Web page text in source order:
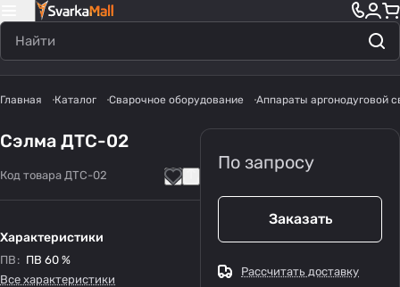
Главная Каталог Сварочное оборудование Аппараты аргонодуговой
Сэлма ДТС-02
Код товара ДТС-02
Характеристики
ПВ : ПВ 60 %
Все характеристики
По запросу
Заказать
Рассчитать доставку